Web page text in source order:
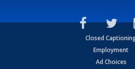
Closed
Employment
Ad Choices